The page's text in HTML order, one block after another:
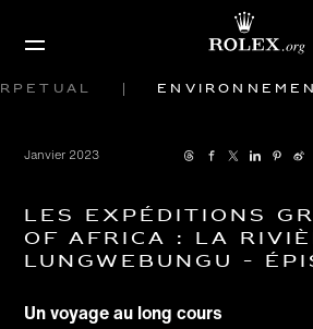
Janvier 2023
Les expéditions
of Africa : la
Lungwebungu -
Un voyage au long cours